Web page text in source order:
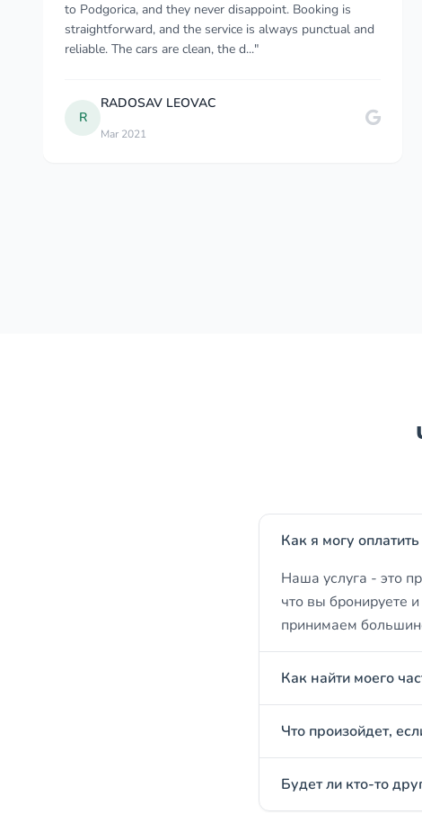
no problem with ordering bigger amount of cars. Drivers
were very helpful, nice and communicative. The cars
were in very high standard (BMW, Merced..."
D
Dawid Kruczek
May 2025
Как я могу
Наша услуга - это
что вы бронируете
принимаем
Как найти моего
Что произойдет,
Будет ли кто-то